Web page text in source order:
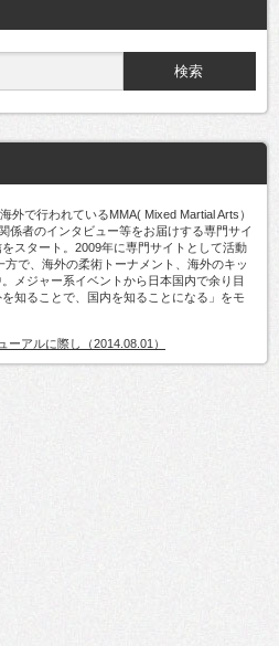
外で行われているMMA( Mixed Martial Arts）
係者のインタビュー等をお届けする専門サイ
スタート。2009年に専門サイトとして活動
で、海外の柔術トーナメント、海外のキッ
メジャー系イベントから日本国内で余り目
知ることで、国内を知ることになる」をモ
ーアルに際し（2014.08.01）